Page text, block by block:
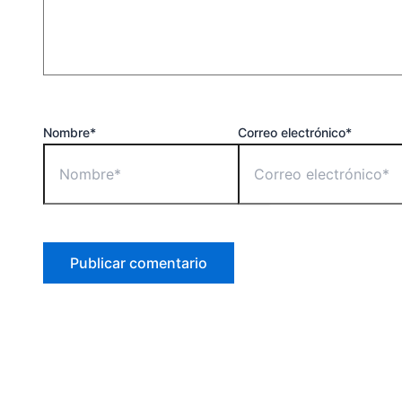
Nombre* Correo electrónico*